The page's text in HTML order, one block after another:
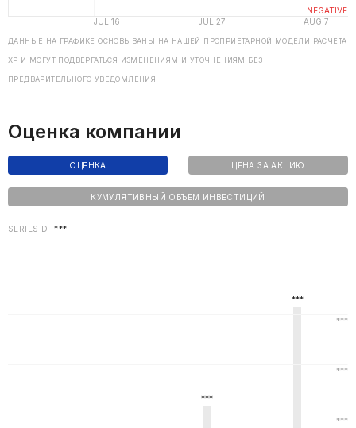
ДАННЫЕ НА ГРАФИКЕ ОСНОВЫВАНЫ НА НАШЕЙ ПРОПРИЕТАРНОЙ МОДЕЛИ РАСЧЕТА
ХP И МОГУТ ПОДВЕРГАТЬСЯ ИЗМЕНЕНИЯМ И УТОЧНЕНИЯМ БЕЗ
ПРЕДВАРИТЕЛЬНОГО УВЕДОМЛЕНИЯ
Оценка компании
ОЦЕНКА ЦЕНА ЗА АКЦИЮ
КУМУЛЯТИВНЫЙ ОБЪЕМ ИНВЕСТИЦИЙ
SERIES D ***